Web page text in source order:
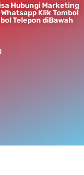
Hubungi Marketing
Klik Tombol
Telepon diBawah